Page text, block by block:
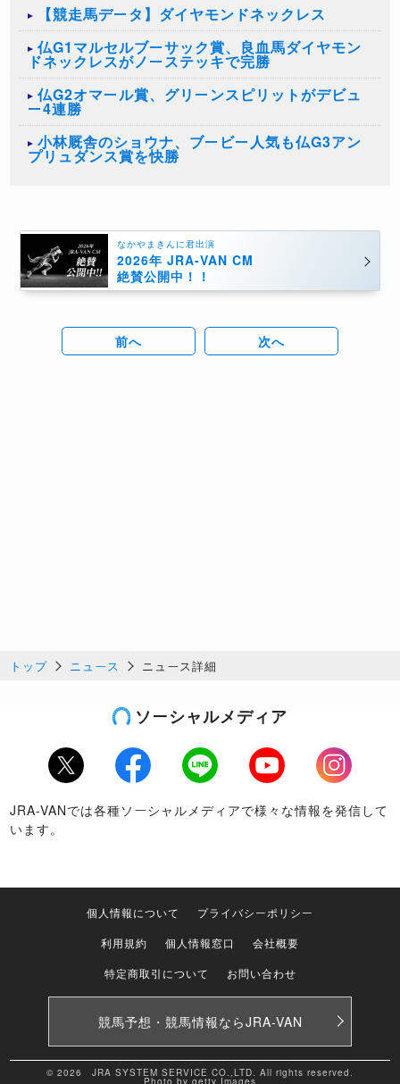
【競走馬データ】ダイヤモンドネックレス
仏G1マルセルブーサック賞、良血馬ダイヤモン
ドネックレスがノーステッキで完勝
仏G2オマール賞、グリーンスピリットがデビュ
ー4連勝
小林厩舎のショウナ、ブービー人気も仏G3アン
プリュダンス賞を快勝
なかやまきんに君出演
2026年 JRA-VAN CM
絶賛公開中！！
前へ 次へ
トップ ニュース ニュース詳細
ソーシャルメディア
Twitter Facebook LINE Youtube
Instagram
JRA-VANでは各種ソーシャルメディアで様々な情報を発信して
います。
個人情報について
プライバシーポリシー
利用規約
個人情報窓口
会社概要
特定商取引について
お問い合わせ
競馬予想・競馬情報ならJRA-VAN
© 2026 JRA SYSTEM SERVICE CO.,LTD. All rights reserved.
Photo by getty Images